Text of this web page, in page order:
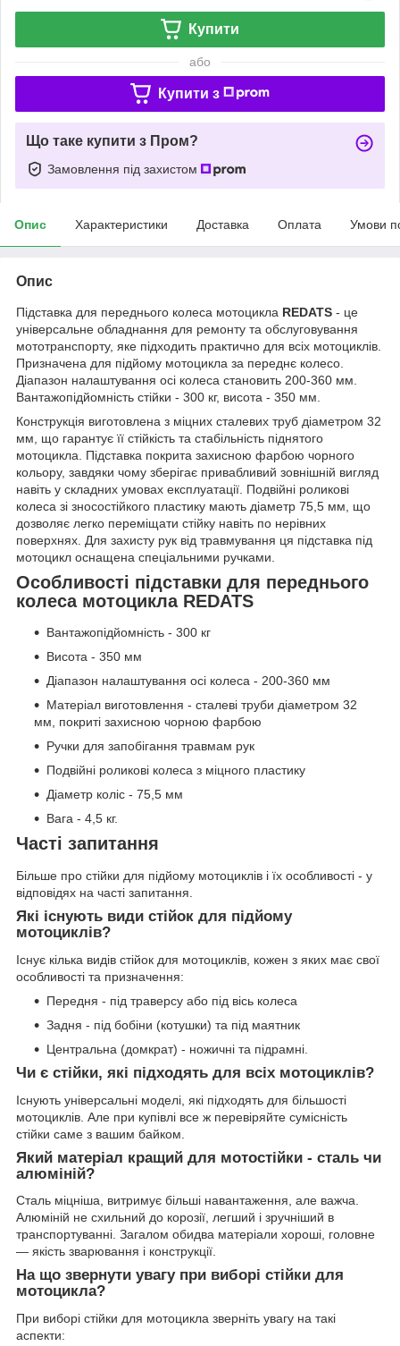
Купити
або
Купити з
Що таке купити з Пром?
Замовлення під захистом
Опис Характеристики Доставка Оплата Умови
Опис
Підставка для переднього колеса мотоцикла REDATS - це
універсальне обладнання для ремонту та обслуговування
мототранспорту, яке підходить практично для всіх мотоциклів.
Призначена для підйому мотоцикла за переднє колесо.
Діапазон налаштування осі колеса становить 200-360 мм.
Вантажопідйомність стійки - 300 кг, висота - 350 мм.
Конструкція виготовлена з міцних сталевих труб діаметром 32
мм, що гарантує її стійкість та стабільність піднятого
мотоцикла. Підставка покрита захисною фарбою чорного
кольору, завдяки чому зберігає привабливий зовнішній вигляд
навіть у складних умовах експлуатації. Подвійні роликові
колеса зі зносостійкого пластику мають діаметр 75,5 мм, що
дозволяє легко переміщати стійку навіть по нерівних
поверхнях. Для захисту рук від травмування ця підставка під
мотоцикл оснащена спеціальними ручками.
Особливості підставки для переднього
колеса мотоцикла REDATS
Вантажопідйомність - 300 кг
Висота - 350 мм
Діапазон налаштування осі колеса - 200-360 мм
Матеріал виготовлення - сталеві труби діаметром 32
мм, покриті захисною чорною фарбою
Ручки для запобігання травмам рук
Подвійні роликові колеса з міцного пластику
Діаметр коліс - 75,5 мм
Вага - 4,5 кг.
Часті запитання
Більше про стійки для підйому мотоциклів і їх особливості - у
відповідях на часті запитання.
Які існують види стійок для підйому
мотоциклів?
Існує кілька видів стійок для мотоциклів, кожен з яких має свої
особливості та призначення:
Передня - під траверсу або під вісь колеса
Задня - під бобіни (котушки) та під маятник
Центральна (домкрат) - ножичні та підрамні.
Чи є стійки, які підходять для всіх мотоциклів?
Існують універсальні моделі, які підходять для більшості
мотоциклів. Але при купівлі все ж перевіряйте сумісність
стійки саме з вашим байком.
Який матеріал кращий для мотостійки - сталь чи
алюміній?
Сталь міцніша, витримує більші навантаження, але важча.
Алюміній не схильний до корозії, легший і зручніший в
транспортуванні. Загалом обидва матеріали хороші, головне
— якість зварювання і конструкції.
На що звернути увагу при виборі стійки для
мотоцикла?
При виборі стійки для мотоцикла зверніть увагу на такі
аспекти: